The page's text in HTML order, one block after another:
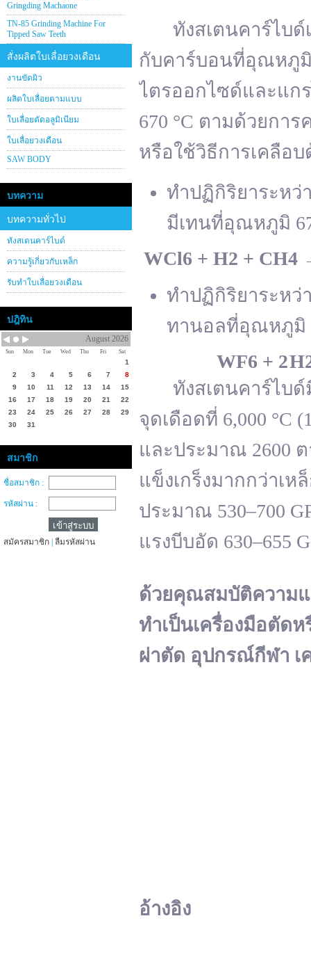
Gringding Machaone
TN-85 Grinding Machine For
Tipped Saw Teeth
สั่งผลิตใบเลื่อยวงเดือน
งานขัดผิว
ผลิตใบเลื่อยตามแบบ
ใบเลื่อยตัดอลูมิเนียม
ใบเลื่อยวงเดือน
SAW BODY
บทความ
บทความทั่วไป
ทังสเตนคาร์ไบด์
ความรู้เกี่ยวกับเหล็ก
รับทำใบเลื่อยวงเดือน
ปฎิทิน
August 2026
Sun Mon Tue Wed Thu Fri Sat
1
2
3 4 5 6 7
8
9
10 11 12 13 14
15
16
17 18 19 20 21
22
23
24 25 26 27 28
29
30
31
สมาชิก
ชื่อสมาชิก :
รหัสผ่าน :
สมัครสมาชิก ลืมรหัสผ่าน
ทังสเตนคาร์ไบด์เ
กับคาร์บอนที่อุณหภูมิ
ไตรออกไซด์และแก
670 °C ตามด้วยกา
หรือใช้วิธีการเคลือบ
ทำปฏิกิริยาระหว่
มีเทนที่อุณหภูมิ
WCl6 + H2 + CH4
ทำปฏิกิริยาระหว่
ทานอลที่อุณหภูมิ
WF6 + 2 H
ทังสเตนคาร์ไบด์มี
จุดเดือดที่ 6,000 °C
และประมาณ 2600
แข็งเกร็งมากกว่าเ
ประมาณ 530–700
แรงบีบอัด 630–655
ด้วยคุณสมบัติความแ
ทำเป็นเครื่องมือตัดห
ผ่าตัด อุปกรณ์กีฬา เ
อ้างอิง